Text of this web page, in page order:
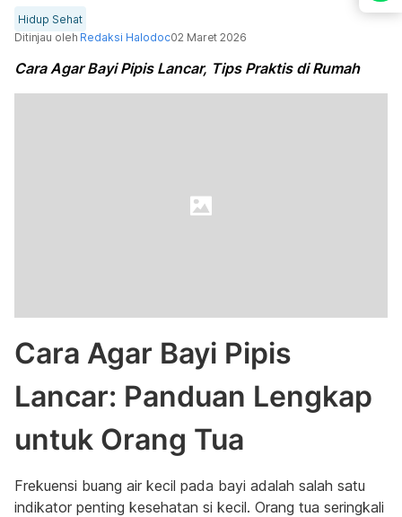
Hidup Sehat
Ditinjau oleh Redaksi Halodoc02 Maret 2026
Cara Agar Bayi Pipis Lancar, Tips Praktis di Rumah
Cara Agar Bayi Pipis
Lancar: Panduan Lengkap
untuk Orang Tua
Frekuensi buang air kecil pada bayi adalah salah satu
indikator penting kesehatan si kecil. Orang tua seringkali